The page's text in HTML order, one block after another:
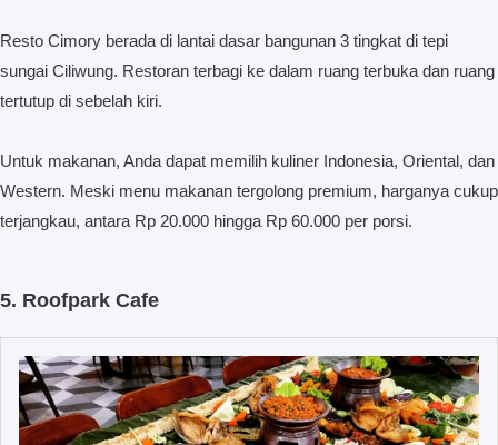
Resto Cimory berada di lantai dasar bangunan 3 tingkat di tepi
sungai Ciliwung. Restoran terbagi ke dalam ruang terbuka dan ruang
tertutup di sebelah kiri.
Untuk makanan, Anda dapat memilih kuliner Indonesia, Oriental, dan
Western. Meski menu makanan tergolong premium, harganya cukup
terjangkau, antara Rp 20.000 hingga Rp 60.000 per porsi.
5. Roofpark Cafe